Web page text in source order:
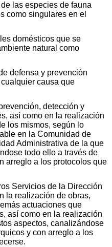
las especies de fauna
como singulares en el
domésticos que se
natural como
defensa y prevención
causa que
detección y
así como en la realización
los mismos, según lo
en la Comunidad de
Administrativa de la que
todo ello a través de
arreglo a los protocolos que
Servicios de la Dirección
la realización de obras,
actuaciones que
así como en la realización
aspectos, canalizándose
y con arreglo a los